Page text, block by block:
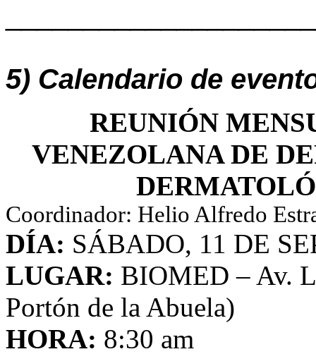
5) Calendario de
REUNIÓN
VENEZOLANA DE
Coordinador: Helio Alfredo
DÍA: SÁBADO, 11 DE
LUGAR: BIOMED – Av.
Portón de la Abuela)
HORA: 8:30 am